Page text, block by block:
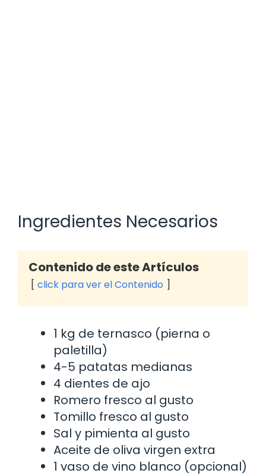
Ingredientes Necesarios
Contenido de este Artículos
click para ver el Contenido
1 kg de ternasco (pierna o
paletilla)
4-5 patatas medianas
4 dientes de ajo
Romero fresco al gusto
Tomillo fresco al gusto
Sal y pimienta al gusto
Aceite de oliva virgen extra
1 vaso de vino blanco (opcional)